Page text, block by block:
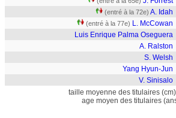
(entré à la 72e) A. Idah
(entré à la 77e) L. McCowan
Luis Enrique Palma Oseguera
A. Ralston
S. Welsh
Yang Hyun-Jun
V. Sinisalo
taille moyenne des titulaires
age moyen des titulaires